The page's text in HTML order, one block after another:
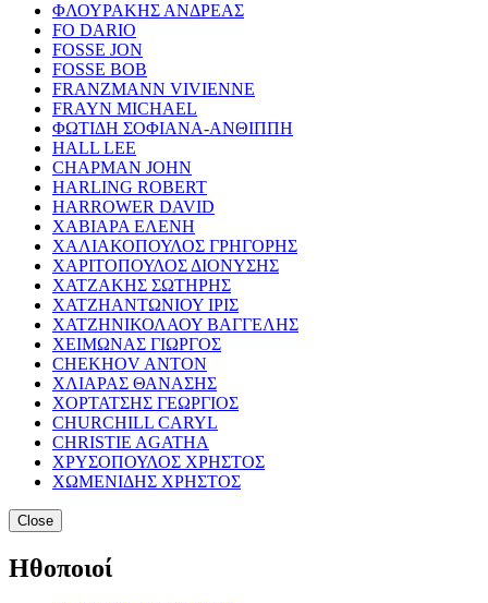
ΦΛΟΥΡΑΚΗΣ ΑΝΔΡΕΑΣ
FO DARIO
FOSSE JON
FOSSE BOB
FRANZMANN VIVIENNE
FRAYN MICHAEL
ΦΩΤΙΔΗ ΣΟΦΙΑΝΑ-ΑΝΘΙΠΠΗ
HALL LEE
CHAPMAN JOHN
HARLING ROBERT
HARROWER DAVID
ΧΑΒΙΑΡΑ ΕΛΕΝΗ
ΧΑΛΙΑΚΟΠΟΥΛΟΣ ΓΡΗΓΟΡΗΣ
ΧΑΡΙΤΟΠΟΥΛΟΣ ΔΙΟΝΥΣΗΣ
ΧΑΤΖΑΚΗΣ ΣΩΤΗΡΗΣ
ΧΑΤΖΗΑΝΤΩΝΙΟΥ ΙΡΙΣ
ΧΑΤΖΗΝΙΚΟΛΑΟΥ ΒΑΓΓΕΛΗΣ
ΧΕΙΜΩΝΑΣ ΓΙΩΡΓΟΣ
CHEKHOV ANTON
ΧΛΙΑΡΑΣ ΘΑΝΑΣΗΣ
ΧΟΡΤΑΤΣΗΣ ΓΕΩΡΓΙΟΣ
CHURCHILL CARYL
CHRISTIE AGATHA
ΧΡΥΣΟΠΟΥΛΟΣ ΧΡΗΣΤΟΣ
ΧΩΜΕΝΙΔΗΣ ΧΡΗΣΤΟΣ
Close
Ηθοποιοί